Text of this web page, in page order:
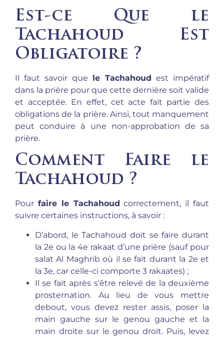
Est-ce Que le
Tachahoud Est
Obligatoire ?
Il faut savoir que le Tachahoud est impératif
dans la prière pour que cette dernière soit valide
et acceptée. En effet, cet acte fait partie des
obligations de la prière. Ainsi, tout manquement
peut conduire à une non-approbation de sa
prière.
Comment Faire le
Tachahoud ?
Pour faire le Tachahoud correctement, il faut
suivre certaines instructions, à savoir :
D’abord, le Tachahoud doit se faire durant
la 2e ou la 4e rakaat d’une prière (sauf pour
salat Al Maghrib où il se fait durant la 2e et
la 3e, car celle-ci comporte 3 rakaates) ;
Il se fait après s’être relevé de la deuxième
prosternation. Au lieu de vous mettre
debout, vous devez rester assis, poser la
main gauche sur le genou gauche et la
main droite sur le genou droit. Puis, levez